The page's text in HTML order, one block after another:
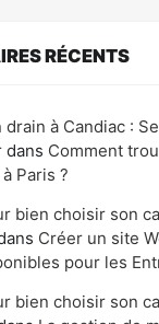
RÉCENTS
à Candiac :
dans Comment
Paris ?
bien choisir son
Créer un site
pour les
bien choisir son